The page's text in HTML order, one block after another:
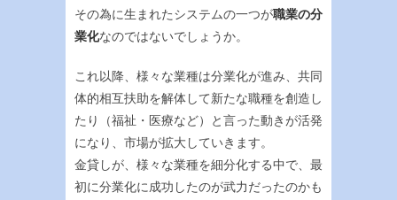
その為に生まれたシステムの一つが職業の分
業化なのではないでしょうか。
これ以降、様々な業種は分業化が進み、共同
体的相互扶助を解体して新たな職種を創造し
たり（福祉・医療など）と言った動きが活発
になり、市場が拡大していきます。
金貸しが、様々な業種を細分化する中で、最
初に分業化に成功したのが武力だったのかも